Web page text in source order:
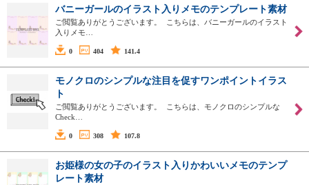
バニーガールのイラスト入りメモのテンプレート素材
ご閲覧ありがとうございます。 こちらは、バニーガールのイラスト
入りメモ…
0 404 141.4
モノクロのシンプルな注目を促すワンポイントイラス
ト
ご閲覧ありがとうございます。 こちらは、モノクロのシンプルな
Check…
0 308 107.8
お姫様の女の子のイラスト入りかわいいメモのテンプ
レート素材